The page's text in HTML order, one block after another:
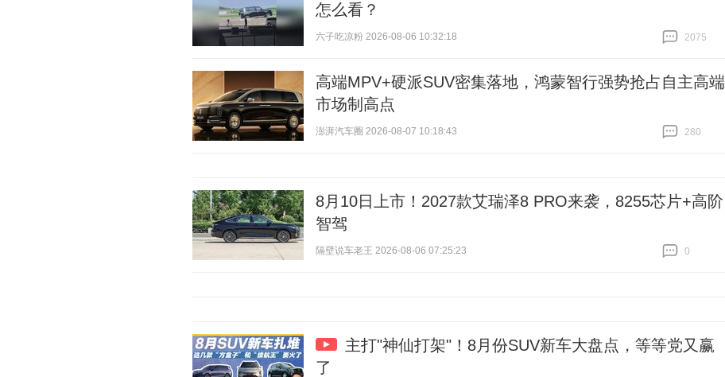
怎么看？
六子吃凉粉 2026-08-06 10:32:18
2075
高端MPV+硬派SUV密集落地，鸿蒙智行强势抢占自主高端
市场制高点
澎湃汽车圈 2026-08-07 10:18:43
280
8月10日上市！2027款艾瑞泽8 PRO来袭，8255芯片+高阶
智驾
隔壁说车老王 2026-08-06 07:25:23
0
主打"神仙打架"！8月份SUV新车大盘点，等等党又赢
了